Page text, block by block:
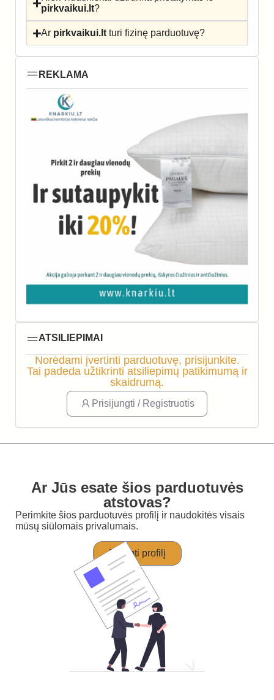
pirkvaikui.lt?
Ar pirkvaikui.lt turi fizinę parduotuvę?
REKLAMA
ATSILIEPIMAI
Norėdami įvertinti parduotuvę, prisijunkite.
Tai padeda užtikrinti atsiliepimų patikimumą ir
skaidrumą.
Prisijungti / Registruotis
Ar Jūs esate šios parduotuvės
atstovas?
Perimkite šios parduotuvės profilį ir naudokitės visais
mūsų siūlomais privalumais.
Perimti profilį